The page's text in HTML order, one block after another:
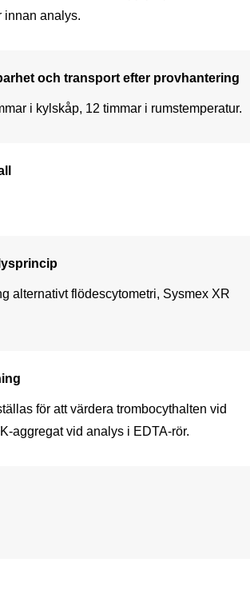
innan analys.
och transport efter provhantering
i kylskåp, 12 timmar i rumstemperatur.
alternativt flödescytometri, Sysmex XR
för att värdera trombocythalten vid
aggregat vid analys i EDTA-rör.